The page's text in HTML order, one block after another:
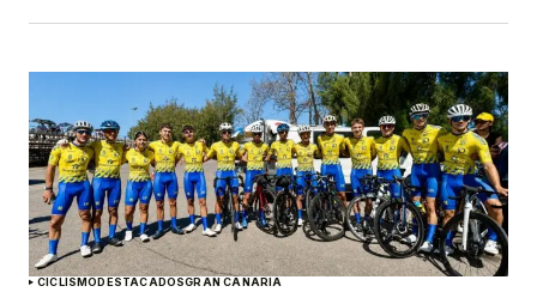
CICLISMODESTACADOSGRAN CANARIA